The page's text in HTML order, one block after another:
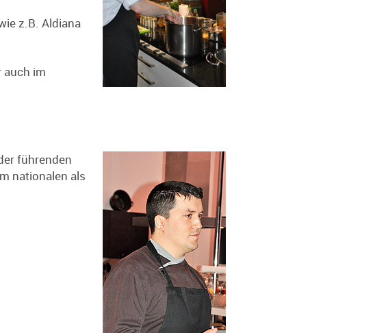
z.B. Aldiana
auch im
führenden
nationalen als